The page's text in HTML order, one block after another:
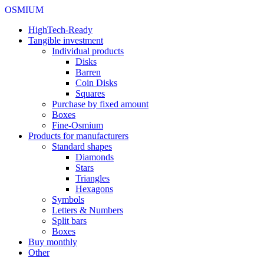
OSMIUM
HighTech-Ready
Tangible investment
Individual products
Disks
Barren
Coin Disks
Squares
Purchase by fixed amount
Boxes
Fine-Osmium
Products for manufacturers
Standard shapes
Diamonds
Stars
Triangles
Hexagons
Symbols
Letters & Numbers
Split bars
Boxes
Buy monthly
Other